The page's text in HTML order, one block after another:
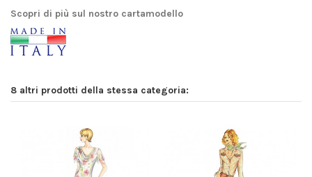
Scopri di più sul nostro cartamodello
8 altri prodotti della stessa categoria: